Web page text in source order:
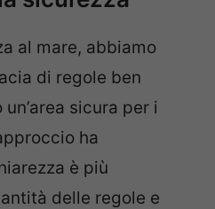
al mare, abbiamo
di regole ben
sicura per i
ha
è più
delle regole e